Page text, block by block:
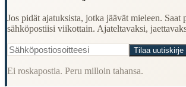
Jos pidät ajatuksista, jotka jäävät mieleen. Saat
sähköpostiisi viikottain. Ajateltavaksi,
Tilaa uutiskirje
Ei roskapostia. Peru milloin tahansa.